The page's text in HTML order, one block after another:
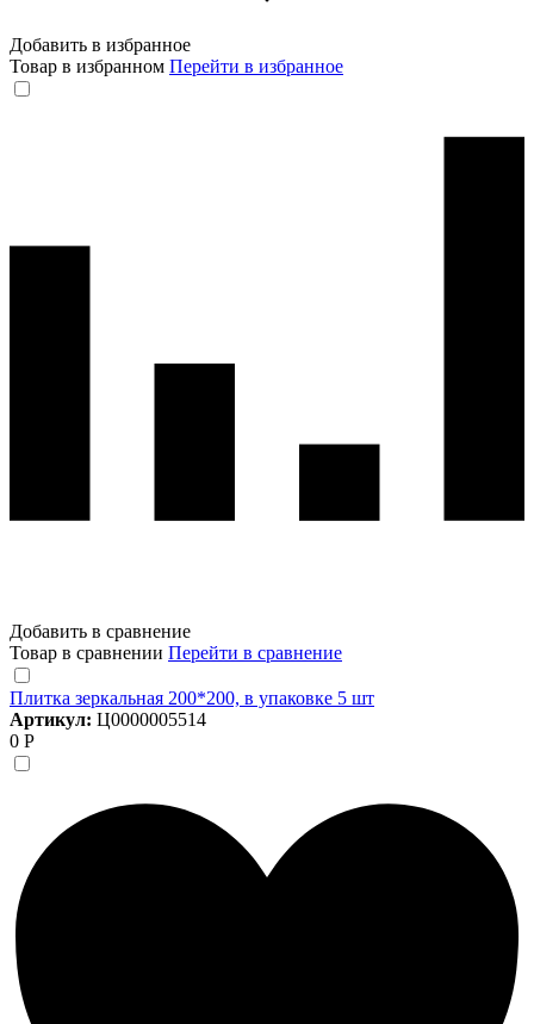
Добавить в избранное
Товар в избранном Перейти в избранное
Добавить в сравнение
Товар в сравнении Перейти в сравнение
Плитка зеркальная 200*200, в упаковке 5 шт
Артикул: Ц0000005514
0 Р